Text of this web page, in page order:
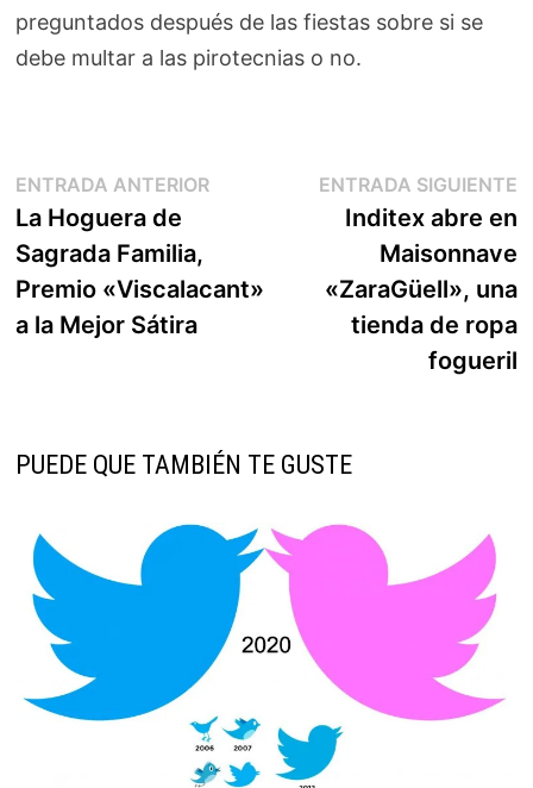
preguntados después de las fiestas sobre si se
debe multar a las pirotecnias o no.
Navegación
de
entradas
ENTRADA ANTERIOREntrada
La Hoguera de
Sagrada Familia,
Premio «Viscalacant»
a la Mejor Sátira
ENTRADA SIGUIENTE
Inditex abre en
Maisonnave
«ZaraGüell», una
tienda de ropa
fogueril
PUEDE QUE TAMBIÉN TE GUSTE